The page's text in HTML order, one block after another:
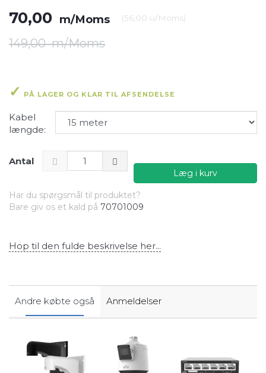
70,00 m/Moms (56,00 u/Moms)
149,00m/Moms
PÅ LAGER OG KLAR TIL AFSENDELSE
Kabel
længde:
Antal
Læg i kurv
Har du spørgsmål til produktet?
Bare giv os et kald på 70701009
Hop til den fulde beskrivelse her...
Andre købte også Anmeldelser